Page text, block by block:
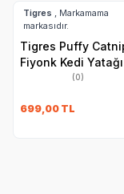
Tigres
, Markamama
markasıdır.
Tigres Puffy
Fiyonk Kedi Yatağı
(0)
699,00 TL